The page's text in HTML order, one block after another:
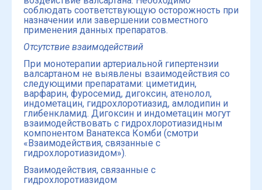
соблюдать соответствующую осторожность при
назначении или завершении совместного
применения данных препаратов.
Отсутствие взаимодействий
При монотерапии артериальной гипертензии
валсартаном не выявлены взаимодействия со
следующими препаратами: циметидин,
варфарин, фуросемид, дигоксин, атенолол,
индометацин, гидрохлоротиазид, амлодипин и
глибенкламид. Дигоксин и индометацин могут
взаимодействовать с гидрохлоротиазидным
компонентом Ванатексa Комби (смотри
«Взаимодействия, связанные с
гидрохлоротиазидом»).
Взаимодействия, связанные с
гидрохлоротиазидом